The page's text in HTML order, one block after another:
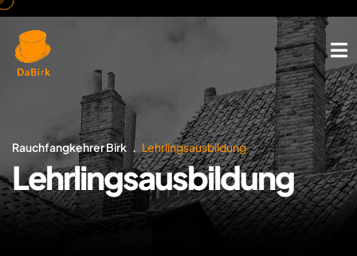
Rauchfangkehrer Birk Lehrlingsausbildung
Lehrlingsausbildung